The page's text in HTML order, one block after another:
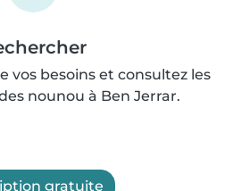
vos besoins et consultez les
nounou à Ben Jerrar.
gratuite